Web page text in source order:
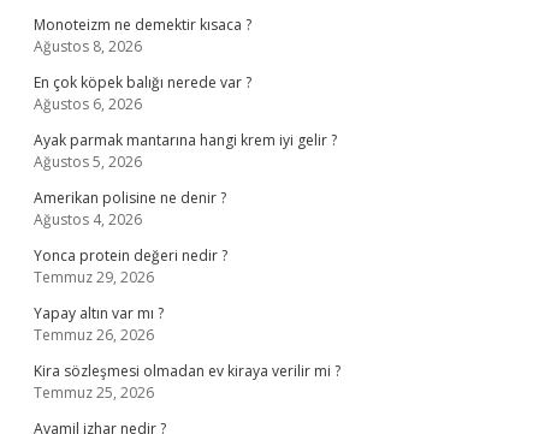
Monoteizm ne demektir kısaca ?
Ağustos 8, 2026
En çok köpek balığı nerede var ?
Ağustos 6, 2026
Ayak parmak mantarına hangi krem iyi gelir ?
Ağustos 5, 2026
Amerikan polisine ne denir ?
Ağustos 4, 2026
Yonca protein değeri nedir ?
Temmuz 29, 2026
Yapay altın var mı ?
Temmuz 26, 2026
Kira sözleşmesi olmadan ev kiraya verilir mi ?
Temmuz 25, 2026
Avamil izhar nedir ?